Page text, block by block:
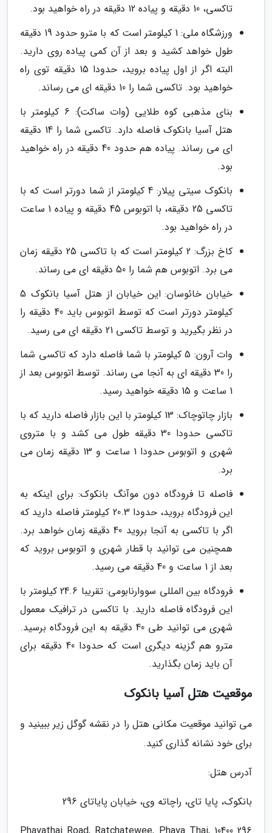
تاکسی، 10 دقیقه و پیاده 12 دقیقه در راه خواهید بود.
ورزشگاه ملی: 1 کیلومتر است که با مترو حدود 19 دقیقه
طول خواهد کشید و بعد از آن کمی پیاده روی دارید.
البته اگر از اول پیاده بروید، حدودا 15 دقیقه توی راه
خواهید بود. تاکسی شما را 10 دقیقه ای می رساند.
بنای مذهبی کوه طلایی (وات ساکت): 6 کیلومتر با
هتل آسیا بانکوک فاصله دارد. تاکسی شما را 14 دقیقه
ای می رساند. پیاده هم حدود 40 دقیقه در راه خواهید
بود.
بانکوک سیتی پیلار: 4 کیلومتر از شما دورتر است که با
تاکسی 25 دقیقه، با اتوبوس 45 دقیقه و پیاده 1 ساعت
در راه خواهید بود.
کاخ بزرگ: 2 کیلومتر است که با تاکسی 25 دقیقه زمان
می برد. اتوبوس هم شما را 50 دقیقه ای می رساند.
خیابان خائوسان: این خیابان از هتل آسیا بانکوک 5
کیلومتر دورتر است که توسط اتوبوس باید 40 دقیقه را
در نظر بگیرید و توسط تاکسی 21 دقیقه ای می رسید.
وات آرون: 5 کیلومتر با شما فاصله دارد که تاکسی شما
را 30 دقیقه ای به آنجا می رساند. توسط اتوبوس بعد از
1 ساعت و 15 دقیقه خواهید رسید.
بازار چاتوچاک: 13 کیلومتر با این بازار فاصله دارید که با
تاکسی حدودا 30 دقیقه طول می کشد و با متروی
شهری و اتوبوس حدودا 1 ساعت و 13 دقیقه زمان می
برد.
فاصله تا فرودگاه دون موآنگ بانکوک: برای اینکه به
این فرودگاه بروید، حدودا 20.3 کیلومتر فاصله دارید که
اگر با تاکسی به آنجا بروید 40 دقیقه زمان خواهد برد.
همچنین می توانید با قطار شهری و اتوبوس بروید که
بعد از 1 ساعت و 40 دقیقه می رسید.
فرودگاه بین المللی سووارنابومی: تقریبا 24.6 کیلومتر با
این فرودگاه فاصله دارید. با تاکسی در ترافیک معمول
شهری می توانید طی 40 دقیقه به این فرودگاه برسید.
مترو هم گزینه دیگری است که حدودا 40 دقیقه برای
آن باید زمان بگذارید.
موقعیت هتل آسیا بانکوک
می توانید موقعیت مکانی هتل را در نقشه گوگل زیر ببینید و
برای خود نشانه گذاری کنید.
آدرس هتل:
بانکوک، پایا تای، راچاته وی، خیابان پایاتای 296